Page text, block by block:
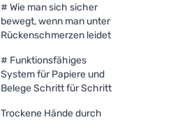
# Wie man sich sicher
bewegt, wenn man unter
Rückenschmerzen leidet
# Funktionsfähiges
System für Papiere und
Belege Schritt für Schritt
Trockene Hände durch